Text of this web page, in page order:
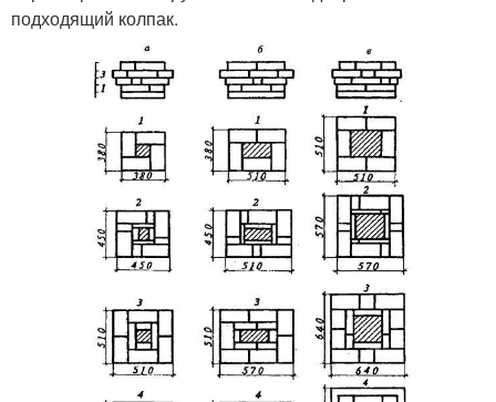
подходящий колпак.